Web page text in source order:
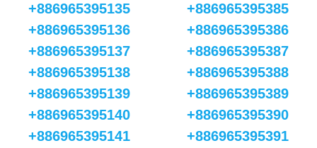
+886965395135
+886965395136
+886965395137
+886965395138
+886965395139
+886965395140
+886965395141
+886965395385
+886965395386
+886965395387
+886965395388
+886965395389
+886965395390
+886965395391